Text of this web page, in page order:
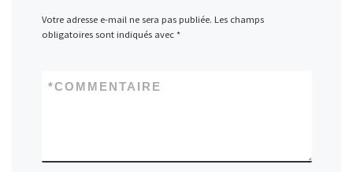
Votre adresse e-mail ne sera pas publiée. Les champs
obligatoires sont indiqués avec *
COMMENTAIRE
*